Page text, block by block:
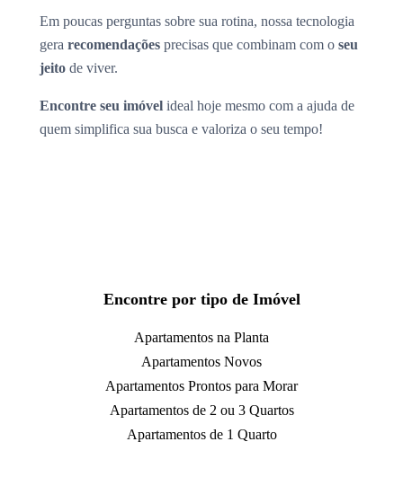
Em poucas perguntas sobre sua rotina, nossa tecnologia
gera recomendações precisas que combinam com o seu
jeito de viver.
Encontre seu imóvel ideal hoje mesmo com a ajuda de
quem simplifica sua busca e valoriza o seu tempo!
Encontre por tipo de Imóvel
Apartamentos na Planta
Apartamentos Novos
Apartamentos Prontos para Morar
Apartamentos de 2 ou 3 Quartos
Apartamentos de 1 Quarto